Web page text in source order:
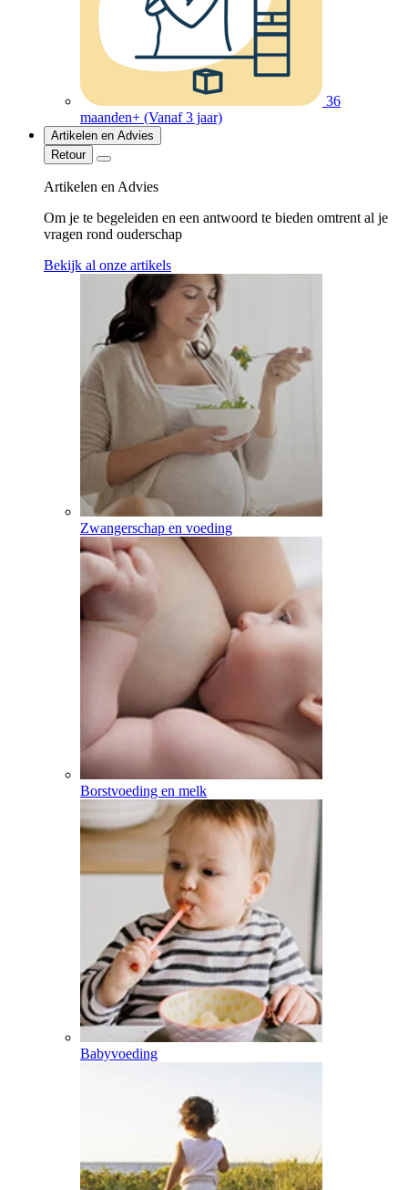
36
maanden+ (Vanaf 3 jaar)
Artikelen en Advies
Retour
Artikelen en Advies
Om je te begeleiden en een antwoord te bieden omtrent al je
vragen rond ouderschap
Bekijk al onze artikels
Zwangerschap en voeding
Borstvoeding en melk
Babyvoeding